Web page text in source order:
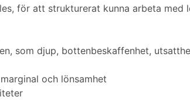
för att strukturerat kunna arbeta med
som djup, bottenbeskaffenhet,
och lönsamhet